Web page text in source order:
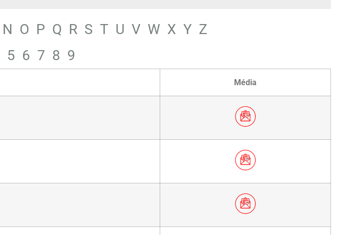
B to B
Bébé
Collecte de fonds
Culture
Finance assurance
Homme
N O P Q R S T U V W X Y Z
5 6 7 8 9
Média